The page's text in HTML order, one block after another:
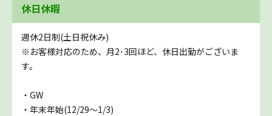
休日休暇
週休2日制(土日祝休み)
※お客様対応のため、月2･3回ほど、休日出勤がございま
す。
・GW
・年末年始(12/29～1/3)